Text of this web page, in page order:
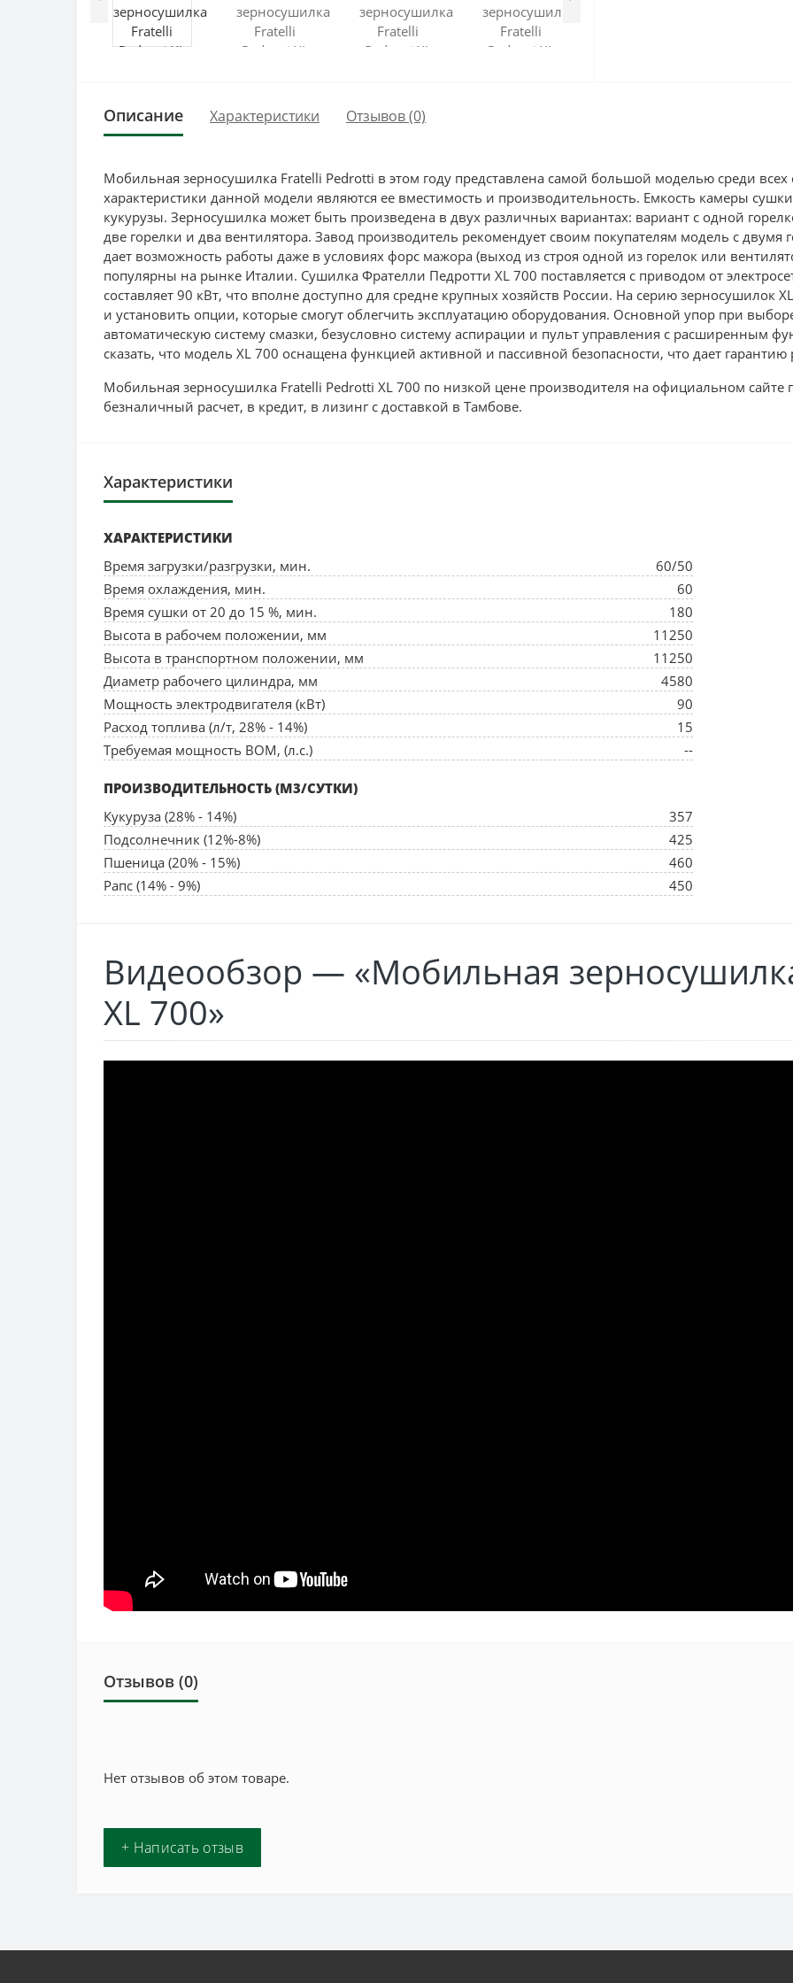
Описание Характеристики Отзывов (0)
Мобильная зерносушилка Fratelli Pedrotti в этом году представлена самой большой моделью среди
характеристики данной модели являются ее вместимость и производительность. Емкость камеры
кукурузы. Зерносушилка может быть произведена в двух различных вариантах: вариант с одной
две горелки и два вентилятора. Завод производитель рекомендует своим покупателям модель с
дает возможность работы даже в условиях форс мажора (выход из строя одной из горелок или
популярны на рынке Италии. Сушилка Фрателли Педротти XL 700 поставляется с приводом от
составляет 90 кВт, что вполне доступно для средне крупных хозяйств России. На серию зерносушилок
и установить опции, которые смогут облегчить эксплуатацию оборудования. Основной упор при
автоматическую систему смазки, безусловно систему аспирации и пульт управления с расширенным
сказать, что модель XL 700 оснащена функцией активной и пассивной безопасности, что дает
Мобильная зерносушилка Fratelli Pedrotti XL 700 по низкой цене производителя на официальном сайте
безналичный расчет, в кредит, в лизинг с доставкой в Тамбове.
Характеристики
ХАРАКТЕРИСТИКИ
Время загрузки/разгрузки, мин.
60/50
Время охлаждения, мин.
60
Время сушки от 20 до 15 %, мин.
180
Высота в рабочем положении, мм
11250
Высота в транспортном положении, мм
11250
Диаметр рабочего цилиндра, мм
4580
Мощность электродвигателя (кВт)
90
Расход топлива (л/т, 28% - 14%)
15
Требуемая мощность ВОМ, (л.с.)
--
ПРОИЗВОДИТЕЛЬНОСТЬ (М3/СУТКИ)
Кукуруза (28% - 14%)
357
Подсолнечник (12%-8%)
425
Пшеница (20% - 15%)
460
Рапс (14% - 9%)
450
Видеообзор — «Мобильная
XL 700»
Отзывов (0)
Нет отзывов об этом товаре.
+ Написать отзыв